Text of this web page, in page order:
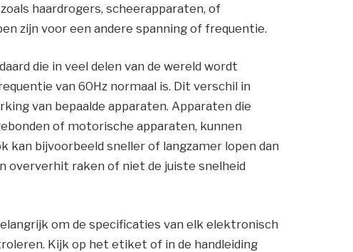
haardrogers, scheerapparaten, of
zijn voor een andere spanning of frequentie.
die in veel delen van de wereld wordt
van 60Hz normaal is. Dit verschil in
van bepaalde apparaten. Apparaten die
of motorische apparaten, kunnen
kan bijvoorbeeld sneller of langzamer lopen dan
oververhit raken of niet de juiste snelheid
om de specificaties van elk elektronisch
Kijk op het etiket of in de handleiding